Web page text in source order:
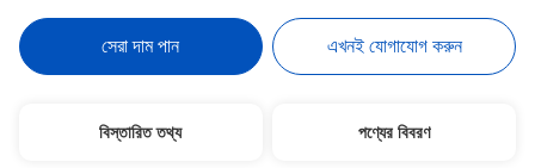
সেরা দাম পান এখনই যোগাযোগ করুন
বিস্তারিত তথ্য পণ্যের বিবরণ